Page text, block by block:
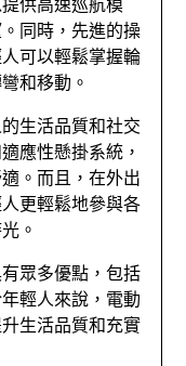
供高速巡航模
同時，先進的操
可以輕鬆掌握輪
和移動。
生活品質和社交
應性懸掛系統，
。而且，在外出
更輕鬆地參與各
。
眾多優點，包括
輕人來說，電動
生活品質和充實